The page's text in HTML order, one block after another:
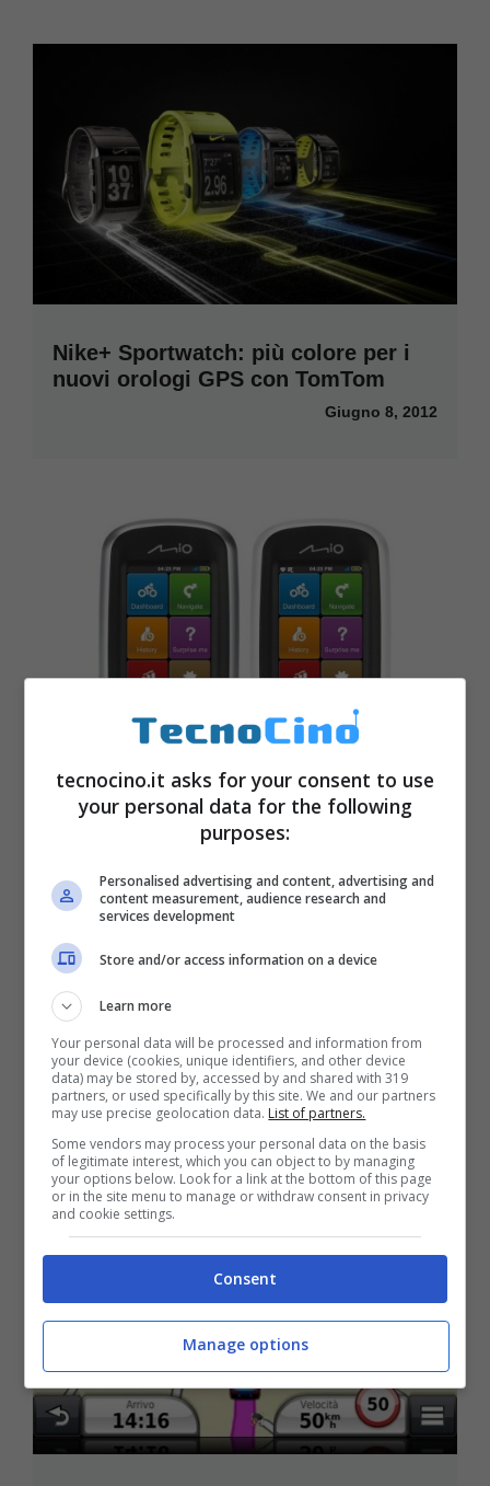
Nike+ Sportwatch: più colore per i
nuovi orologi GPS con TomTom
Giugno 8, 2012
Mio Cyclo 300 e 305, navigatori da
Maggio 28, 2012
Garmin Nuvi 3490LT: il navigatore
GPS più stiloso (videorecensione)
Febbraio 10, 2012
tecnocino.it asks for your consent to use
your personal data for the following
purposes:
Personalised advertising and content, advertising and
content measurement, audience research and
services development
Store and/or access information on a device
Learn more
Your personal data will be processed and information from
your device (cookies, unique identifiers, and other device
data) may be stored by, accessed by and shared with 319
partners, or used specifically by this site. We and our partners
may use precise geolocation data. List of partners.
Some vendors may process your personal data on the basis
of legitimate interest, which you can object to by managing
your options below. Look for a link at the bottom of this page
or in the site menu to manage or withdraw consent in privacy
and cookie settings.
Consent
Manage options